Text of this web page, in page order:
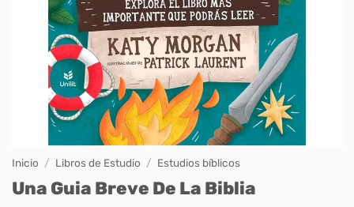
Inicio / Libros de Estudio / Estudios bíblicos
Una Guia Breve De La Biblia